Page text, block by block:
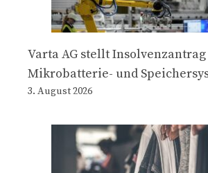
Varta AG stellt Insolvenzantrag
Mikrobatterie- und
3. August 2026